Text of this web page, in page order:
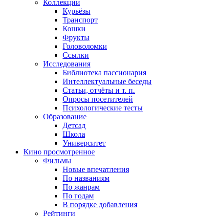
Коллекции
Курьёзы
Транспорт
Кошки
Фрукты
Головоломки
Ссылки
Исследования
Библиотека пассионария
Интеллектуальные беседы
Статьи, отчёты и т. п.
Опросы посетителей
Психологические тесты
Образование
Детсад
Школа
Университет
Кино просмотренное
Фильмы
Новые впечатления
По названиям
По жанрам
По годам
В порядке добавления
Рейтинги